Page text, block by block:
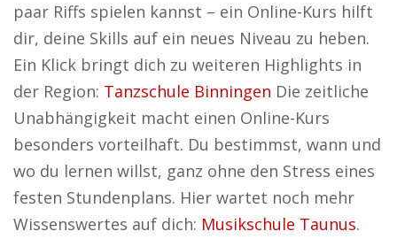
paar Riffs spielen kannst – ein Online-Kurs hilft
dir, deine Skills auf ein neues Niveau zu heben.
Ein Klick bringt dich zu weiteren Highlights in
der Region: Tanzschule Binningen Die zeitliche
Unabhängigkeit macht einen Online-Kurs
besonders vorteilhaft. Du bestimmst, wann und
wo du lernen willst, ganz ohne den Stress eines
festen Stundenplans. Hier wartet noch mehr
Wissenswertes auf dich: Musikschule Taunus.